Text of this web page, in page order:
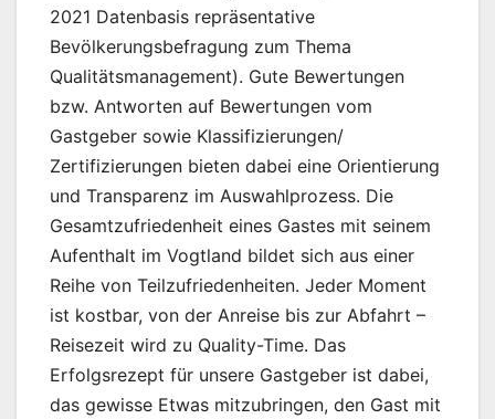
2021 Datenbasis repräsentative
Bevölkerungsbefragung zum Thema
Qualitätsmanagement). Gute Bewertungen
bzw. Antworten auf Bewertungen vom
Gastgeber sowie Klassifizierungen/
Zertifizierungen bieten dabei eine Orientierung
und Transparenz im Auswahlprozess. Die
Gesamtzufriedenheit eines Gastes mit seinem
Aufenthalt im Vogtland bildet sich aus einer
Reihe von Teilzufriedenheiten. Jeder Moment
ist kostbar, von der Anreise bis zur Abfahrt –
Reisezeit wird zu Quality-Time. Das
Erfolgsrezept für unsere Gastgeber ist dabei,
das gewisse Etwas mitzubringen, den Gast mit